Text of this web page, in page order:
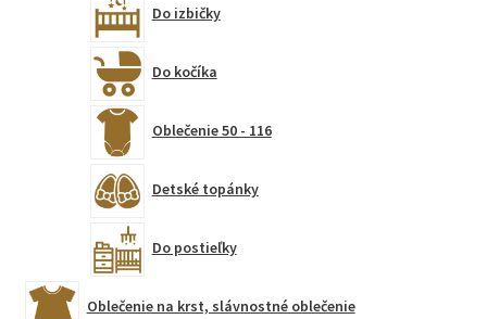
Do izbičky
Do kočíka
Oblečenie 50 - 116
Detské topánky
Do postieľky
Oblečenie na krst, slávnostné oblečenie